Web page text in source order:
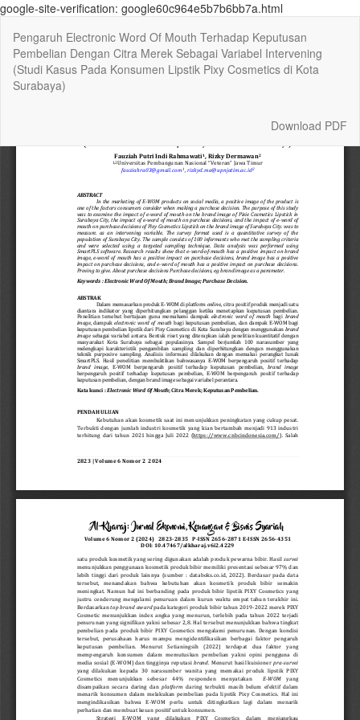
google-site-verification: google60c964e5b7b6bb7a.html
Article
Details
Pengaruh Electronic Word Of Mouth Terhadap Keputusan
Pembelian Dengan Citra Merek Sebagai Variabel Intervening
(Studi Kasus Pada Konsumen Lipstik Pixy Cosmetics di Kota
Surabaya)
Download
Download PDF